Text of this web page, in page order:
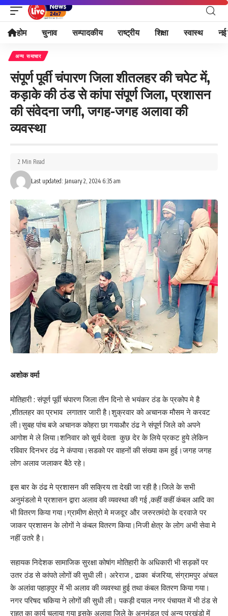
होम चुनाव सम्पादकीय राष्ट्रीय शिक्षा स्वास्थ नई
अन्य समाचार
संपूर्ण पूर्वी चंपारण जिला शीतलहर की चपेट में,
कड़ाके की ठंड से कांपा संपूर्ण जिला, प्रशासन
की संवेदना जगी, जगह-जगह अलावा की
व्यवस्था
Last updated: January 2, 2024 6:35 am
2 Min Read
अशोक वर्मा
मोतिहारी : संपूर्ण पूर्वी चंपारण जिला तीन दिनो से भयंकर ठंड के प्रकोप मे है
,शीतलहर का प्रभाव लगातार जारी है।शुक्रवार को अचानक मौसम ने करवट
ली।सुबह पांच बजे अचानक कोहरा छा गयाऔर ठंढ ने संपूर्ण जिले को अपने
आगोश मे ले लिया।शनिवार को सूर्य देवता कुछ देर के लिये प्रकट हुये लेकिन
रविवार दिनभर ठंढ ने कंपाया।सडको पर वाहनों की संख्या कम हुई।जगह जगह
लोग अलाव जलाकर बैठे रहे।
इस बार के ठंढ मे प्रशासन की सक्रिय ता देखी जा रही है।जिले के सभी
अनुमंडलो मे प्रशासन द्वारा अलाव की व्यवस्था की गई ,कहीं कहीं कंबल आदि का
भी वितरण किया गया।ग्रामीण क्षेत्रो मे मजदूर और जरुरतमंदो के दरवाजे पर
जाकर प्रशासन के लोगों ने कंबल वितरण किया।निजी क्षेत्र के लोग अभी सेवा मे
नहीं उतरे है।
सहायक निदेशक सामाजिक सुरक्षा कोषांग मोतिहारी के अधिकारी भी सड़कों पर
उतर ठंड से कांपते लोगों की सुधी ली। अरेराज , ढाका बंजरिया, संग्रामपुर अंचल
के अलांवा पहाड़पुर में भी अलाव की व्यवस्था हुई तथा कंबल वितरण किया गया।
नगर परिषद चकिया ने लोगों की सुधी ली। पकड़ी दयाल नगर पंचायत में भी ठंड से
राहत का कार्य चलाया गया इसके अलावा जिले के अनुमंडल एवं अन्य प्रखंडो में